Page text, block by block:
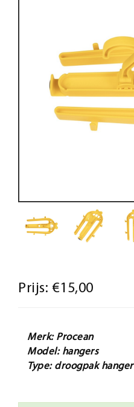
Prijs: €15,00
Merk: Procean
Model: hangers
Type: droogpak hanger